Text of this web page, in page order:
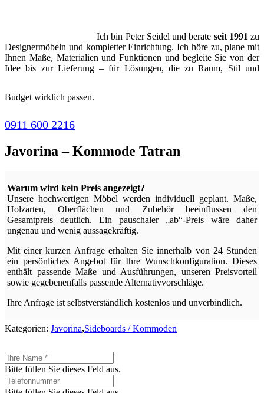
Ich bin Peter Seidel und berate seit 1991 zu
Designermöbeln und kompletter Einrichtung. Ich höre zu, plane mit
Ihnen Maße, Materialien und Funktionen und begleite Sie von der
Idee bis zur Lieferung – für Lösungen, die zu Raum, Stil und
Budget wirklich passen.
0911 600 2216
Javorina – Kommode Tatran
Warum wird kein Preis angezeigt?
Unsere hochwertigen Möbel werden individuell geplant. Maße,
Holzarten, Oberflächen und Zubehör beeinflussen den
Gesamtpreis deutlich. Ein pauschaler „ab“-Preis wäre daher
ungenau und wenig aussagekräftig.
Mit einer kurzen Anfrage erhalten Sie innerhalb von 24 Stunden
ein persönliches Angebot für Ihre Wunschkonfiguration. Dieses
enthält passende Maße und Ausführungen, unseren Preisvorteil
sowie gegebenenfalls passende Alternativvorschläge.
Ihre Anfrage ist selbstverständlich kostenlos und unverbindlich.
Kategorien: Javorina,Sideboards / Kommoden
Bitte füllen Sie dieses Feld aus.